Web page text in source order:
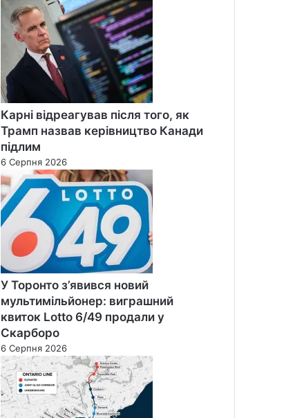
Карні відреагував після того, як
Трамп назвав керівництво Канади
підлим
6 Серпня 2026
У Торонто з’явився новий
мультимільйонер: виграшний
квиток Lotto 6/49 продали у
Скарборо
6 Серпня 2026